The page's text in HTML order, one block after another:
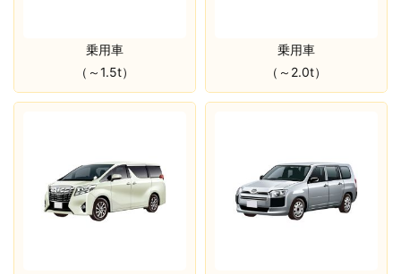
乗用車
（～1.5t）
乗用車
（～2.0t）